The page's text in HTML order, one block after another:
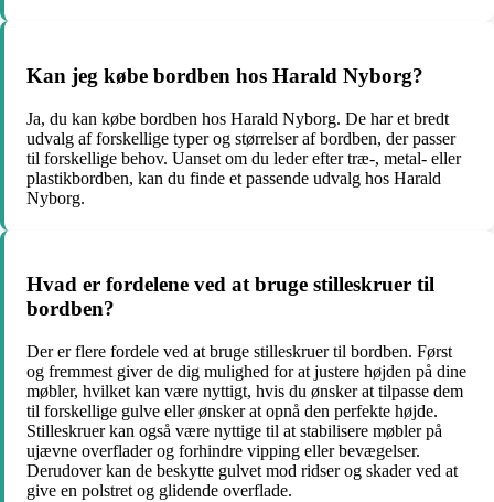
Kan jeg købe bordben hos Harald Nyborg?
Ja, du kan købe bordben hos Harald Nyborg. De har et bredt
udvalg af forskellige typer og størrelser af bordben, der passer
til forskellige behov. Uanset om du leder efter træ-, metal- eller
plastikbordben, kan du finde et passende udvalg hos Harald
Nyborg.
Hvad er fordelene ved at bruge stilleskruer til
bordben?
Der er flere fordele ved at bruge stilleskruer til bordben. Først
og fremmest giver de dig mulighed for at justere højden på dine
møbler, hvilket kan være nyttigt, hvis du ønsker at tilpasse dem
til forskellige gulve eller ønsker at opnå den perfekte højde.
Stilleskruer kan også være nyttige til at stabilisere møbler på
ujævne overflader og forhindre vipping eller bevægelser.
Derudover kan de beskytte gulvet mod ridser og skader ved at
give en polstret og glidende overflade.